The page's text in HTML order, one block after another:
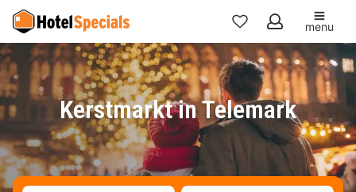
Mijn
favorieten
menu
Kerstmarkt in Telemark